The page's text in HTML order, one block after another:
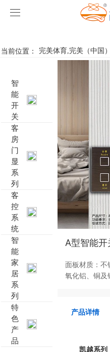
完美体育,完美（中
雅典系列智能开关
轻典系列智能开关
怡典系列智能开关
智典系列智能开关
靓典系列智能开关
睿典系列智能开关
完美体育,完美（
标准86门显
标准带房号门显
非标定制门显
客控系统
客控系统方案1
客控系统方案2
客控系统方案3
客控系统方案4
客控系统方案5
智能家居系列
电动窗帘
无线开关插座
特色产品
壁龛式插卡取电
行业新闻
成功案例
完美体育,完美（中国）
当前位置： 完美体育,完美（中国
智
能
开
关
客
房
门
显
系
列
客
控
系
统
智
能
家
居
系
列
特
色
产
品
A型智能开
面板材质：不
氧化铝、铜及
产品详情
凯越系列